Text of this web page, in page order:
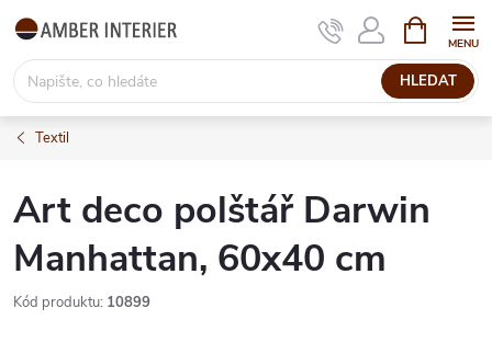
Přejít
obsah
HLEDAT
NÁKUPNÍ
KOŠÍK
Textil
Art deco polštář Darwin
Manhattan, 60x40 cm
Kód produktu: 10899